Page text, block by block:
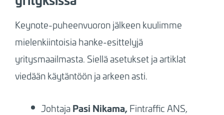
Keynote-puheenvuoron jälkeen kuulimme
mielenkiintoisia hanke-esittelyjä
yritysmaailmasta. Siellä asetukset ja artiklat
viedään käytäntöön ja arkeen asti.
Johtaja Pasi Nikama,Fintraffic ANS,